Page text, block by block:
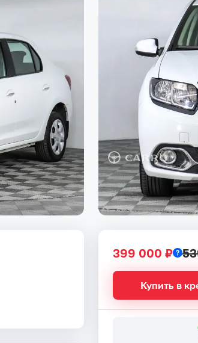
399 000 ₽
Купить в